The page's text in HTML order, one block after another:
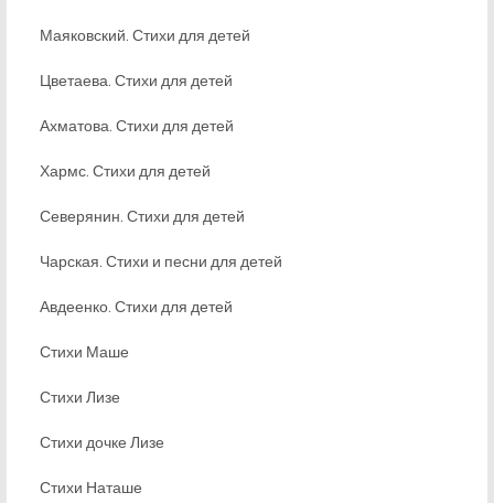
Маяковский. Стихи для детей
Цветаева. Стихи для детей
Ахматова. Стихи для детей
Хармс. Стихи для детей
Северянин. Стихи для детей
Чарская. Стихи и песни для детей
Авдеенко. Стихи для детей
Стихи Маше
Стихи Лизе
Стихи дочке Лизе
Стихи Наташе